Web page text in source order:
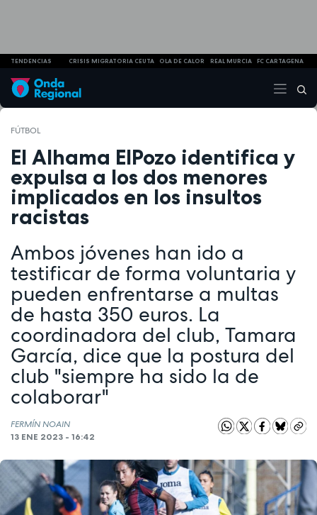
TENDENCIAS CRISIS MIGRATORIA CEUTA OLA DE CALOR REAL MURCIA FC CARTAGENA
FÚTBOL
El Alhama ElPozo identifica y
expulsa a los dos menores
implicados en los insultos
racistas
Ambos jóvenes han ido a
testificar de forma voluntaria y
pueden enfrentarse a multas
de hasta 350 euros. La
coordinadora del club, Tamara
García, dice que la postura del
club "siempre ha sido la de
colaborar"
FERMÍN NOAIN
13 ENE 2023 - 16:42